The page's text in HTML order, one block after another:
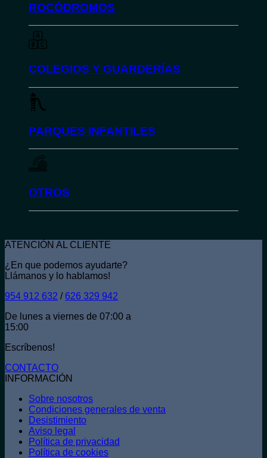
ROCÓDROMOS
COLEGIOS Y GUARDERÍAS
PARQUES INFANTILES
OTROS
ATENCIÓN AL CLIENTE
¿En que podemos ayudarte?
Llámanos y lo hablamos!
954 912 632 / 626 329 942
De lunes a viernes de 07:00 a
15:00
Escríbenos!
CONTACTO
INFORMACIÓN
Sobre nosotros
Condiciones generales de venta
Desistimiento
Aviso legal
Política de privacidad
Política de cookies